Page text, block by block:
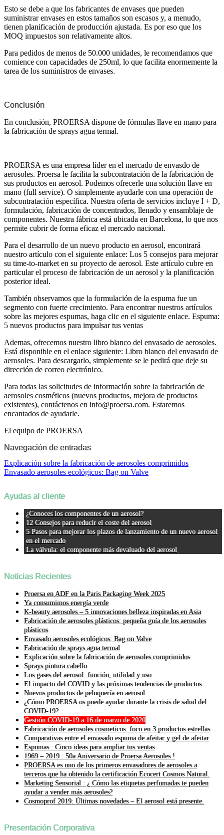
Esto se debe a que los fabricantes de envases que pueden
suministrar envases en estos tamaños son escasos y, a menudo,
tienen planificación de producción ajustada. Es por eso que los
MOQ impuestos son relativamente altos.
Para pedidos de menos de 50.000 unidades, le recomendamos que
comience con capacidades de 250ml, lo que facilita enormemente la
tarea de los suministros de envases.
Conclusión
En conclusión, PROERSA dispone de fórmulas llave en mano para
la fabricación de sprays agua termal.
PROERSA es una empresa líder en el mercado de envasdo de
aerosoles. Proersa le facilita la subcontratación de la fabricación de
sus productos en aerosol. Podemos ofrecerle una solución llave en
mano (full service). O simplemente ayudarle con una operación de
subcontratación específica. Nuestra oferta de servicios incluye I + D,
formulación, fabricación de concentrados, llenado y ensamblaje de
componentes. Nuestra fábrica está ubicada en Barcelona, ​​lo que nos
permite cubrir de forma eficaz el mercado nacional.
Para el desarrollo de un nuevo producto en aerosol, encontrará
nuestro artículo con el siguiente enlace: Los 5 consejos para mejorar
su time-to-market en su proyecto de aerosol. Este artículo cubre en
particular el proceso de fabricación de un aerosol y la planificación
posterior ideal.
También observamos que la formulación de la espuma fue un
segmento con fuerte crecimiento. Para encontrar nuestros artículos
sobre las mejores espumas, haga clic en el siguiente enlace. Espuma:
5 nuevos productos para impulsar tus ventas
Ademas, ofrecemos nuestro libro blanco del envasado de aerosoles.
Está disponible en el enlace siguiente: Libro blanco del envasado de
aerosoles. Para descargarlo, simplemente se le pedirá que deje su
dirección de correo electrónico.
Para todas las solicitudes de información sobre la fabricación de
aerosoles cosméticos (nuevos productos, mejora de productos
existentes), contáctenos en info@proersa.com. Estaremos
encantados de ayudarle.
El equipo de PROERSA
Navegación de entradas
Explicación sobre la fabricación de aerosoles comprimidos
Envasado aerosoles ecológicos: Bag on Valve
Ayudas al cliente
¿Conoces los componentes de un aerosol?
12 Consejos para reducir el coste del aerosol
5 Pasos para mejorar los plazos de lanzamiento de un nuevo aerosol
en el mercado
La válvula: el componente más devaluado del aerosol
Noticias Recientes
Proersa en ADF en la Paris Packaging Week 2025
Ya consumimos energía verde
K-beauty aerosoles – 5 innovaciones belleza inspiradas en Asia
Fabricación de aerosoles plásticos: pequeña guía de los aerosoles
plásticos
Envasado aerosoles ecológicos: Bag on Valve
Fabricación de sprays agua termal
Explicación sobre la fabricación de aerosoles comprimidos
Sprays pintura cabello
Los gases del aerosol: función, utilidad y uso
El impacto del COVID y las próximas tendencias de productos
Nuevos productos de peluquería en aerosol
¿Cómo PROERSA os puede ayudar durante la crisis de salud del
COVID-19?
Gestión COVID-19 a 16 de marzo de 2020
Fabricación de aerosoles cosmeticos: foco en 3 productos estrellas
Comparativas entre el envasado espuma de afeitar y gel de afeitar
Espumas : Cinco ideas para ampliar tus ventas
1969 – 2019 : 50a Aniversario de Proersa Aerosoles !
PROERSA es uno de los primeros envasadores de aerosoles a
terceros que ha obtenido la certificación Ecocert Cosmos Natural.
Marketing Sensorial : ¿ Cómo las etiquetas perfumadas te pueden
ayudar a vender más aerosoles?
Cosmoprof 2019: Últimas novedades – El aerosol está presente.
Presentación Corporativa